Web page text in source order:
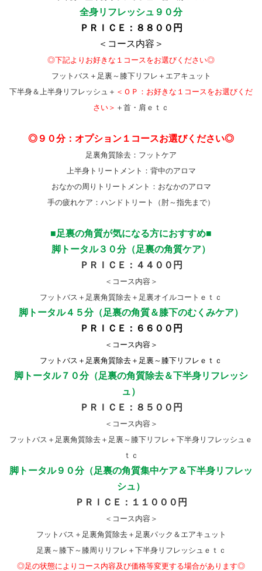
全身リフレッシュ９０分
ＰＲＩＣＥ：８８００円
＜コース内容＞
◎下記よりお好きな１コースをお選びください◎
フットバス＋足裏～膝下リフレ＋エアキュット
下半身＆上半身リフレッシュ＋ ＜ＯＰ：お好きな１コースをお選びくだ
さい＞ ＋首・肩ｅｔｃ
◎９０分：オプション１コースお選びください◎
足裏角質除去：フットケア
上半身トリートメント：背中のアロマ
おなかの周りトリートメント：おなかのアロマ
手の疲れケア：ハンドトリート（肘～指先まで）
■足裏の角質が気になる方におすすめ■
脚トータル３０分（足裏の角質ケア）
ＰＲＩＣＥ：４４００円
＜コース内容＞
フットバス＋足裏角質除去＋足裏オイルコートｅｔｃ
脚トータル４５分（足裏の角質＆膝下のむくみケア）
ＰＲＩＣＥ：６６００円
＜コース内容＞
フットバス＋足裏角質除去＋足裏～膝下リフレｅｔｃ
脚トータル７０分（足裏の角質除去＆下半身リフレッシ
ュ）
ＰＲＩＣＥ：８５００円
＜コース内容＞
フットバス＋足裏角質除去＋足裏～膝下リフレ＋下半身リフレッシュｅ
ｔｃ
脚トータル９０分（足裏の角質集中ケア＆下半身リフレッ
シュ）
ＰＲＩＣＥ：１１０００円
＜コース内容＞
フットバス＋足裏角質除去＋足裏パック＆エアキュット
足裏～膝下～膝周りリフレ＋下半身リフレッシュｅｔｃ
◎足の状態によりコース内容及び価格等変更する場合があります◎